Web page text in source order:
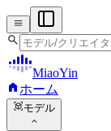
menu
search
MiaoYin
home ホーム
view_in_arモデル
expand_more